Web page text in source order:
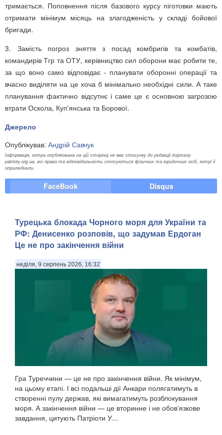
тримається. Поповнення після базового курсу піготовки мають
отримати мінімум місяць на злагодженість у складі бойової
бригади.
3. Замість погроз зняття з посад комбригів та комбатів,
командирів Тгр та ОТУ, керівництво сил оборони має робити те,
за що воно само відповідає - планувати оборонні операції та
вчасно виділяти на це хоча б мінімально необхідні сили. А таке
планування фактично відсутнє і саме це є основною загрозою
втрати Оскола, Куп'янська та Борової.
Джерело
Опублікував: Андрій Савчук
Інформація, котра опублікована на цій сторінці не має стосунку до редакції порталу
patrioty.org.ua, всі права та відповідальність стосуються фізичних та юридичних осіб, котрі її
оприлюднили.
FaceBook Disqus
Турецька блокада Чорного моря для України та
РФ: Денисенко розповів, що задумав Ердоган
Це не про закінчення війни
неділя, 9 серпень 2026, 16:32
Гра Туреччини — це не про закінчення війни. Як мінімум,
на цьому етапі. І всі подальші дії Анкари полягатимуть в
створенні пулу держав, які вимагатимуть розблокування
моря. А закінчення війни — це вторинне і не обовʼязкове
завдання, цитують Патріоти У...